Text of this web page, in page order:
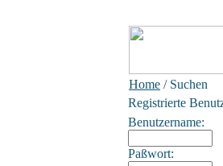
Home / Suchen
Registrierte
Benutzername:
Paßwort: